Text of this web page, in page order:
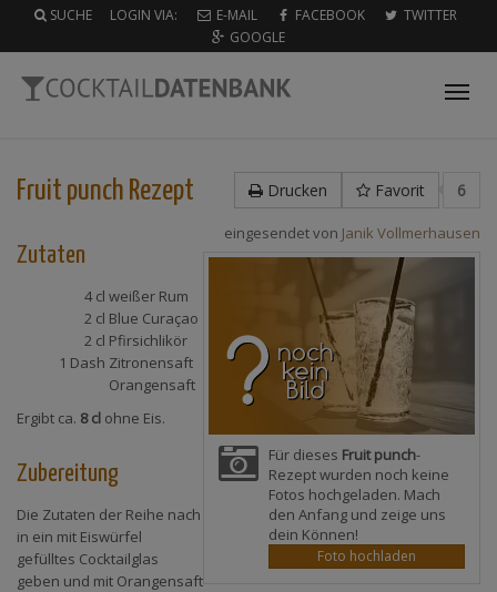
SUCHE LOGIN VIA: E-MAIL FACEBOOK
TWITTER
GOOGLE
Drucken Favorit 6
Fruit punch Rezept
eingesendet von Janik Vollmerhausen
Für dieses Fruit punch-
Rezept wurden noch keine
Fotos hochgeladen. Mach
den Anfang und zeige uns
dein Können!
Foto hochladen
Zutaten
4 cl weißer Rum
2 cl Blue Curaçao
2 cl Pfirsichlikör
1 Dash Zitronensaft
Orangensaft
Ergibt ca. 8 cl ohne Eis.
Zubereitung
Die Zutaten der Reihe nach
in ein mit Eiswürfel
gefülltes Cocktailglas
geben und mit Orangensaft